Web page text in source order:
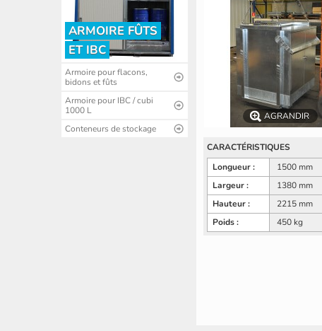
ARMOIRE FÛTS
ET IBC
Armoire pour flacons,
bidons et fûts
Armoire pour IBC / cubi
1000 L
Conteneurs de stockage
AGRANDIR
CARACTÉRISTIQUES
Longueur :
1500 mm
Largeur :
1380 mm
Hauteur :
2215 mm
Poids :
450 kg